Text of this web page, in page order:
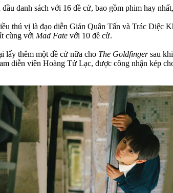
danh sách với 16 đề cử, bao gồm phim hay
thú vị là đạo diễn Giản Quân Tấn và Trác Diệc
cùng với Mad Fate với 10 đề cử.
lấy thêm một đề cử nữa cho The Goldfingersau
diễn viên Hoàng Tử Lạc, được công nhận kép